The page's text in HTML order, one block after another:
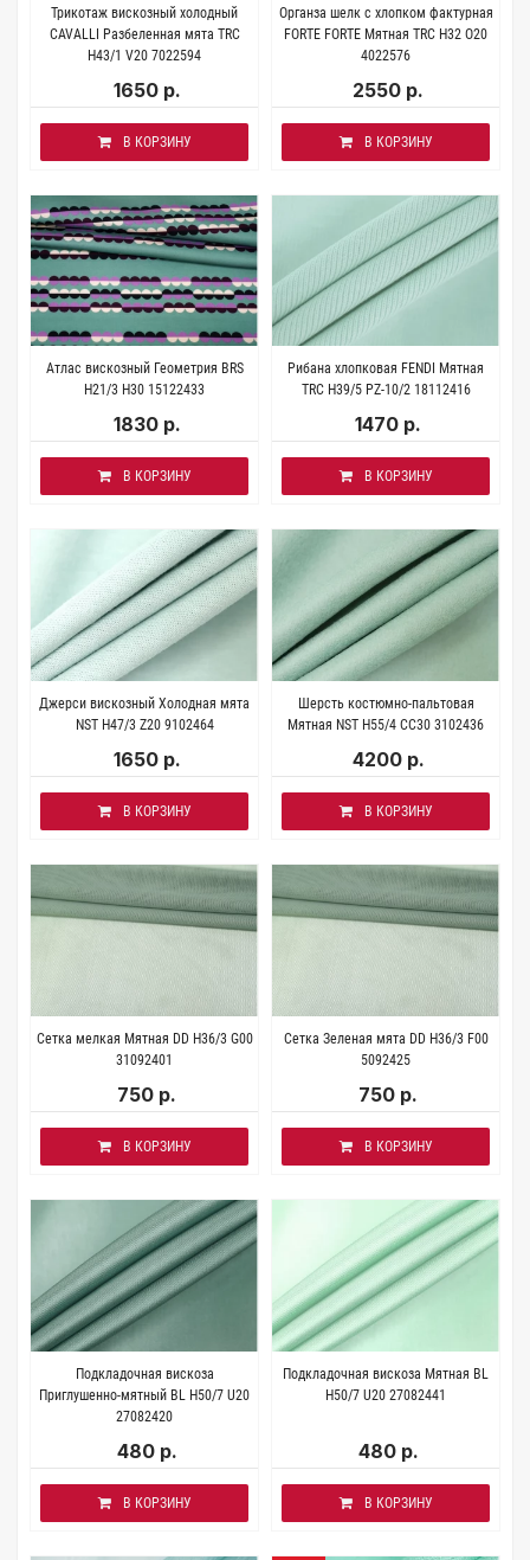
Трикотаж вискозный холодный
CAVALLI Разбеленная мята TRC
H43/1 V20 7022594
1650 р.
В КОРЗИНУ
Органза шелк с хлопком фактурная
FORTE FORTE Мятная TRC Н32 О20
4022576
2550 р.
В КОРЗИНУ
Атлас вискозный Геометрия BRS
H21/3 Н30 15122433
1830 р.
В КОРЗИНУ
Рибана хлопковая FENDI Мятная
TRC H39/5 PZ-10/2 18112416
1470 р.
В КОРЗИНУ
Джерси вискозный Холодная мята
NST H47/3 Z20 9102464
1650 р.
В КОРЗИНУ
Шерсть костюмно-пальтовая
Мятная NST H55/4 CC30 3102436
4200 р.
В КОРЗИНУ
Cетка мелкая Мятная DD H36/3 G00
31092401
750 р.
В КОРЗИНУ
Cетка Зеленая мята DD H36/3 F00
5092425
750 р.
В КОРЗИНУ
Подкладочная вискоза
Приглушенно-мятный BL H50/7 U20
27082420
480 р.
В КОРЗИНУ
Подкладочная вискоза Мятная BL
H50/7 U20 27082441
480 р.
В КОРЗИНУ